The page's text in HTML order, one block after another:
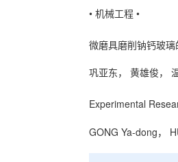
• 机械工程 •
微磨具磨削钠钙玻
巩亚东， 黄雄俊，
Experimental
GONG Ya-dong，